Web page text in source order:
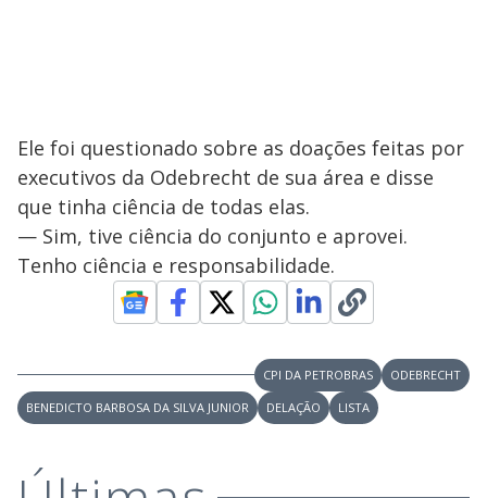
Ele foi questionado sobre as doações feitas por
executivos da Odebrecht de sua área e disse
que tinha ciência de todas elas.
— Sim, tive ciência do conjunto e aprovei.
Tenho ciência e responsabilidade.
CPI DA PETROBRAS
ODEBRECHT
BENEDICTO BARBOSA DA SILVA JUNIOR
DELAÇÃO LISTA